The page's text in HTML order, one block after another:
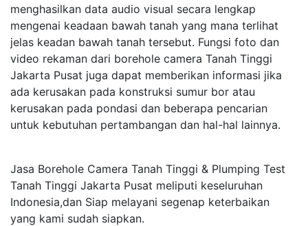
menghasilkan data audio visual secara lengkap
mengenai keadaan bawah tanah yang mana terlihat
jelas keadan bawah tanah tersebut. Fungsi foto dan
video rekaman dari borehole camera Tanah Tinggi
Jakarta Pusat juga dapat memberikan informasi jika
ada kerusakan pada konstruksi sumur bor atau
kerusakan pada pondasi dan beberapa pencarian
untuk kebutuhan pertambangan dan hal-hal lainnya.
Jasa Borehole Camera Tanah Tinggi & Plumping Test
Tanah Tinggi Jakarta Pusat meliputi keseluruhan
Indonesia,dan Siap melayani segenap keterbaikan
yang kami sudah siapkan.